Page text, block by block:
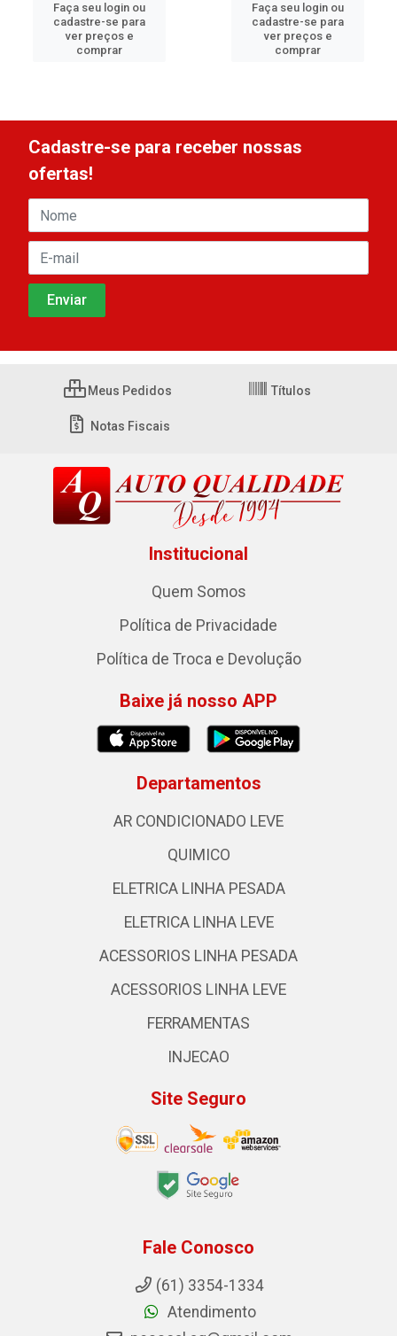
Faça seu login ou
cadastre-se para
ver preços e
comprar
Faça seu login ou
cadastre-se para
ver preços e
comprar
Cadastre-se para receber nossas
ofertas!
Meus Pedidos Títulos
Notas Fiscais
Institucional
Quem Somos
Política de Privacidade
Política de Troca e Devolução
Baixe já nosso APP
Departamentos
AR CONDICIONADO LEVE
QUIMICO
ELETRICA LINHA PESADA
ELETRICA LINHA LEVE
ACESSORIOS LINHA PESADA
ACESSORIOS LINHA LEVE
FERRAMENTAS
INJECAO
Site Seguro
Fale Conosco
(61) 3354-1334
Atendimento